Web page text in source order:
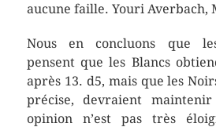
aucune faille. Youri Averbach,
Nous en concluons que
pensent que les Blancs
après 13. d5, mais que les
précise, devraient
opinion n’est pas très